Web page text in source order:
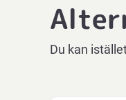
Du kan